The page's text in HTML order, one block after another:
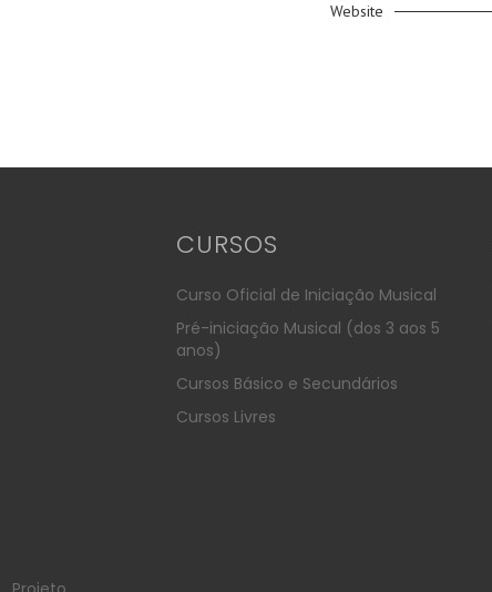
Website
CURSOS
Curso Oficial de Iniciação Musical
Pré-iniciação Musical (dos 3 aos 5
anos)
Cursos Básico e Secundários
Cursos Livres